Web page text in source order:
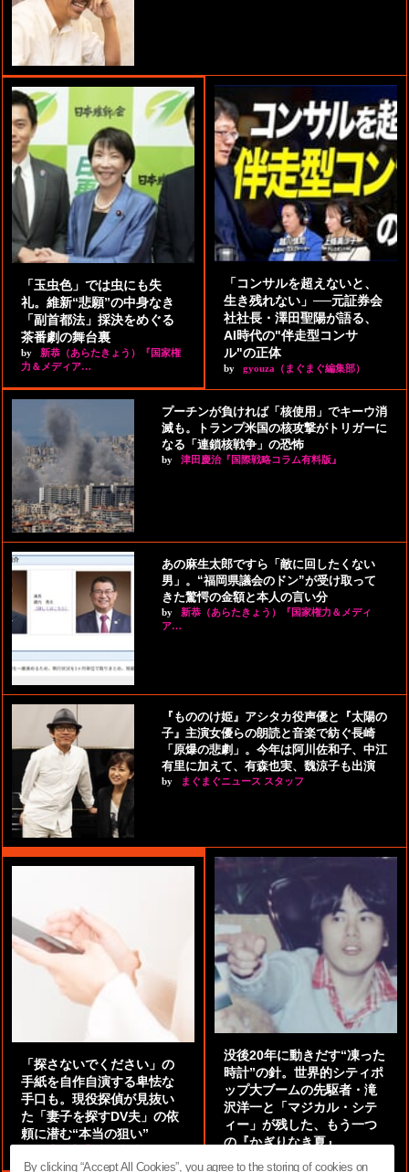
「玉虫色」では虫にも失
礼。維新“悲願”の中身なき
「副首都法」採決をめぐる
茶番劇の舞台裏
by
新恭（あらたきょう）『国家権
力＆メディア…
「コンサルを超えないと、
生き残れない」──元証券会
社社長・澤田聖陽が語る、
AI時代の"伴走型コンサ
ル"の正体
by gyouza（まぐまぐ編集部）
プーチンが負ければ「核使用」でキーウ消
滅も。トランプ米国の核攻撃がトリガーに
なる「連鎖核戦争」の恐怖
by 津田慶治『国際戦略コラム有料版』
あの麻生太郎ですら「敵に回したくない
男」。“福岡県議会のドン”が受け取って
きた驚愕の金額と本人の言い分
by
新恭（あらたきょう）『国家権力＆メディ
ア…
『もののけ姫』アシタカ役声優と『太陽の
子』主演女優らの朗読と音楽で紡ぐ長崎
「原爆の悲劇」。今年は阿川佐和子、中江
有里に加えて、有森也実、魏涼子も出演
by まぐまぐニュース スタッフ
「探さないでください」の
手紙を自作自演する卑怯な
手口も。現役探偵が見抜い
た「妻子を探すDV夫」の依
頼に潜む“本当の狙い”
没後20年に動きだす“凍った
時計”の針。世界的シティポ
ップ大ブームの先駆者・滝
沢洋一と「マジカル・シテ
ィー」が残した、もう一つ
の『かぎりなき夏』
By clicking “Accept All Cookies”, you agree to the storing of cookies on